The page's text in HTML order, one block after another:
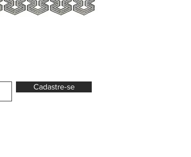
Cadastre-se